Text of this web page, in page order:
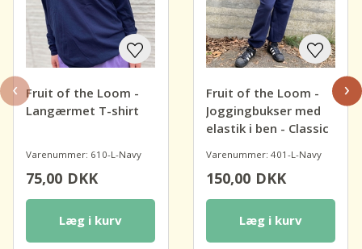
Fruit of the Loom -
Langærmet T-shirt
Varenummer: 610-L-Navy
75,00DKK
Læg i kurv
Fruit of the Loom -
Joggingbukser med
elastik i ben - Classic
Varenummer: 401-L-Navy
150,00DKK
Læg i kurv
‹ ›